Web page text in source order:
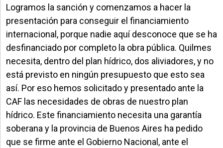
Logramos la sanción y comenzamos a hacer la
presentación para conseguir el financiamiento
internacional, porque nadie aquí desconoce que se ha
desfinanciado por completo la obra pública. Quilmes
necesita, dentro del plan hídrico, dos aliviadores, y no
está previsto en ningún presupuesto que esto sea
así. Por eso hemos solicitado y presentado ante la
CAF las necesidades de obras de nuestro plan
hídrico. Este financiamiento necesita una garantía
soberana y la provincia de Buenos Aires ha pedido
que se firme ante el Gobierno Nacional, ante el